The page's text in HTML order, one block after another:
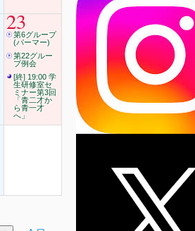
23
第6グループ
(パーマー)
第22グルー
プ例会
[終] 19:00 学
生研修室セ
ミナー第3回
「青二才か
ら青一才
へ」